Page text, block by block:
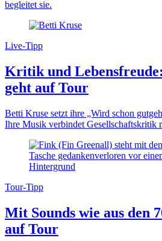
begleitet sie.
Live-Tipp
Kritik und
geht auf Tour
Betti Kruse setzt ihre „Wird schon
Ihre Musik verbindet Gesellschaftskritik
Tour-Tipp
Mit Sounds wie aus den
auf Tour